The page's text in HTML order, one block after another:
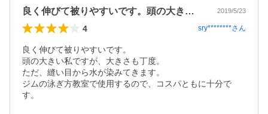
良く伸びて被りやすいです。頭の大きい私… 2019/5/23
4 sry********さん
良く伸びて被りやすいです。
頭の大きい私ですが、大きさも丁度。
ただ、縫い目から水が染みてきます。
ジムの泳ぎ方教室で使用するので、コスパともに十分で
す。